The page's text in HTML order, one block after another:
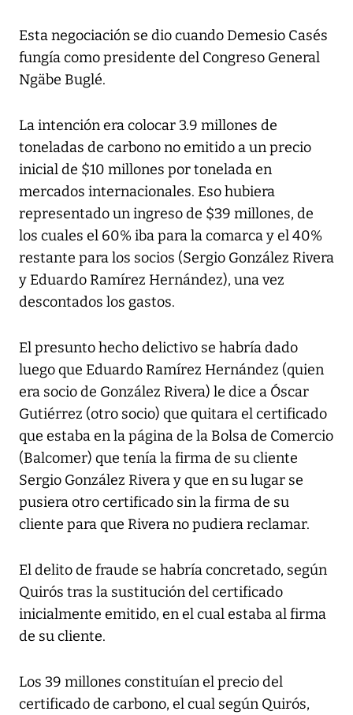
Esta negociación se dio cuando Demesio Casés
fungía como presidente del Congreso General
Ngäbe Buglé.
La intención era colocar 3.9 millones de
toneladas de carbono no emitido a un precio
inicial de $10 millones por tonelada en
mercados internacionales. Eso hubiera
representado un ingreso de $39 millones, de
los cuales el 60% iba para la comarca y el 40%
restante para los socios (Sergio González Rivera
y Eduardo Ramírez Hernández), una vez
descontados los gastos.
El presunto hecho delictivo se habría dado
luego que Eduardo Ramírez Hernández (quien
era socio de González Rivera) le dice a Óscar
Gutiérrez (otro socio) que quitara el certificado
que estaba en la página de la Bolsa de Comercio
(Balcomer) que tenía la firma de su cliente
Sergio González Rivera y que en su lugar se
pusiera otro certificado sin la firma de su
cliente para que Rivera no pudiera reclamar.
El delito de fraude se habría concretado, según
Quirós tras la sustitución del certificado
inicialmente emitido, en el cual estaba al firma
de su cliente.
Los 39 millones constituían el precio del
certificado de carbono, el cual según Quirós,